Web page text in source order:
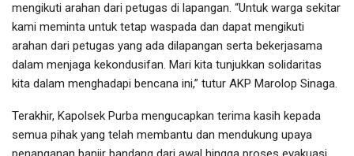
mengikuti arahan dari petugas di lapangan. “Untuk warga sekitar
kami meminta untuk tetap waspada dan dapat mengikuti
arahan dari petugas yang ada dilapangan serta bekerjasama
dalam menjaga kekondusifan. Mari kita tunjukkan solidaritas
kita dalam menghadapi bencana ini,” tutur AKP Marolop Sinaga.
Terakhir, Kapolsek Purba mengucapkan terima kasih kepada
semua pihak yang telah membantu dan mendukung upaya